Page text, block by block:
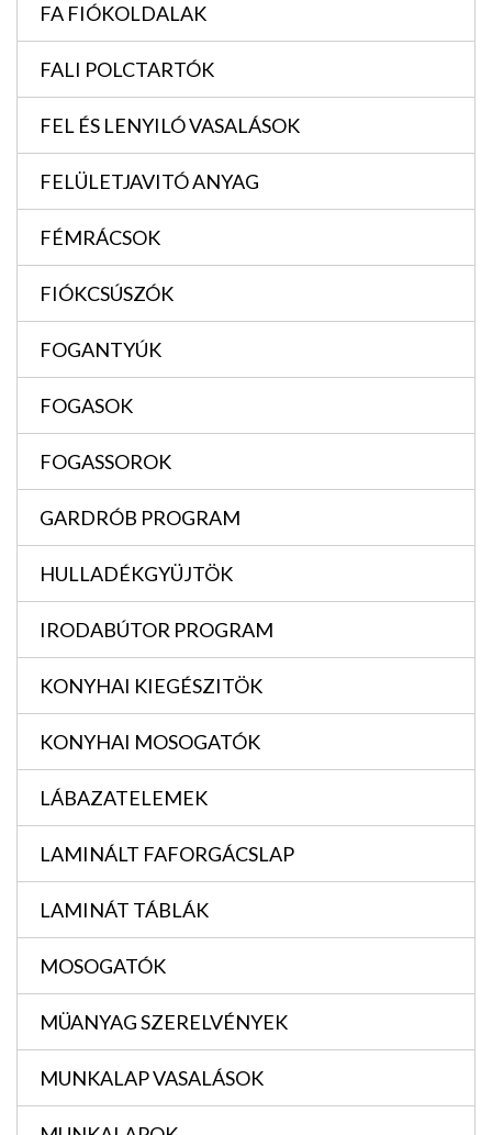
FA FIÓKOLDALAK
FALI POLCTARTÓK
FEL ÉS LENYILÓ VASALÁSOK
FELÜLETJAVITÓ ANYAG
FÉMRÁCSOK
FIÓKCSÚSZÓK
FOGANTYÚK
FOGASOK
FOGASSOROK
GARDRÓB PROGRAM
HULLADÉKGYÜJTÖK
IRODABÚTOR PROGRAM
KONYHAI KIEGÉSZITÖK
KONYHAI MOSOGATÓK
LÁBAZATELEMEK
LAMINÁLT FAFORGÁCSLAP
LAMINÁT TÁBLÁK
MOSOGATÓK
MÜANYAG SZERELVÉNYEK
MUNKALAP VASALÁSOK